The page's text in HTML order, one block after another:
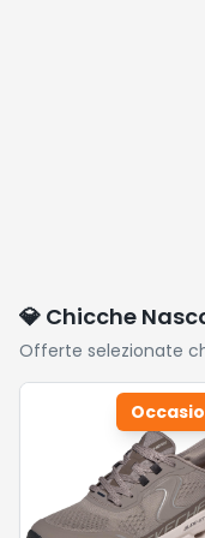
💎 Chicche
Offerte selezionate